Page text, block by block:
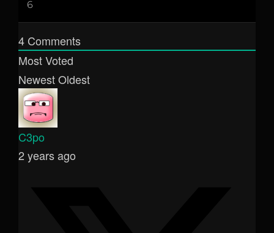
4 Comments
Most Voted
NewestOldest
C3po
2 years ago